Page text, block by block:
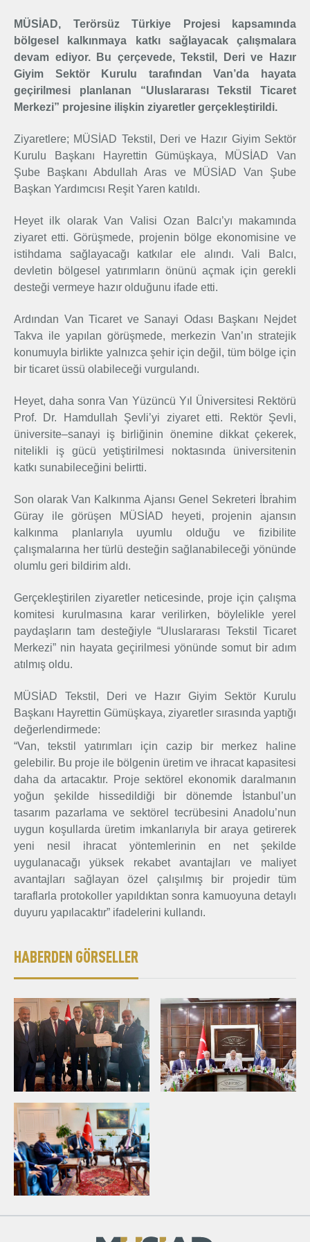
Üyelik
E-İşlemler
İletişim Hakkımızda Galeri
MÜSİAD, Terörsüz Türkiye Projesi kapsamında
bölgesel kalkınmaya katkı sağlayacak çalışmalara
devam ediyor. Bu çerçevede, Tekstil, Deri ve Hazır
Giyim Sektör Kurulu tarafından Van’da hayata
geçirilmesi planlanan “Uluslararası Tekstil Ticaret
Merkezi” projesine ilişkin ziyaretler gerçekleştirildi.
Ziyaretlere; MÜSİAD Tekstil, Deri ve Hazır Giyim Sektör
Kurulu Başkanı Hayrettin Gümüşkaya, MÜSİAD Van
Şube Başkanı Abdullah Aras ve MÜSİAD Van Şube
Başkan Yardımcısı Reşit Yaren katıldı.
Heyet ilk olarak Van Valisi Ozan Balcı’yı makamında
ziyaret etti. Görüşmede, projenin bölge ekonomisine ve
istihdama sağlayacağı katkılar ele alındı. Vali Balcı,
devletin bölgesel yatırımların önünü açmak için gerekli
desteği vermeye hazır olduğunu ifade etti.
Ardından Van Ticaret ve Sanayi Odası Başkanı Nejdet
Takva ile yapılan görüşmede, merkezin Van’ın stratejik
konumuyla birlikte yalnızca şehir için değil, tüm bölge için
bir ticaret üssü olabileceği vurgulandı.
Heyet, daha sonra Van Yüzüncü Yıl Üniversitesi Rektörü
Prof. Dr. Hamdullah Şevli’yi ziyaret etti. Rektör Şevli,
üniversite–sanayi iş birliğinin önemine dikkat çekerek,
nitelikli iş gücü yetiştirilmesi noktasında üniversitenin
katkı sunabileceğini belirtti.
Son olarak Van Kalkınma Ajansı Genel Sekreteri İbrahim
Güray ile görüşen MÜSİAD heyeti, projenin ajansın
kalkınma planlarıyla uyumlu olduğu ve fizibilite
çalışmalarına her türlü desteğin sağlanabileceği yönünde
olumlu geri bildirim aldı.
Gerçekleştirilen ziyaretler neticesinde, proje için çalışma
komitesi kurulmasına karar verilirken, böylelikle yerel
paydaşların tam desteğiyle “Uluslararası Tekstil Ticaret
Merkezi” nin hayata geçirilmesi yönünde somut bir adım
atılmış oldu.
MÜSİAD Tekstil, Deri ve Hazır Giyim Sektör Kurulu
Başkanı Hayrettin Gümüşkaya, ziyaretler sırasında yaptığı
değerlendirmede:
“Van, tekstil yatırımları için cazip bir merkez haline
gelebilir. Bu proje ile bölgenin üretim ve ihracat kapasitesi
daha da artacaktır. Proje sektörel ekonomik daralmanın
yoğun şekilde hissedildiği bir dönemde İstanbul’un
tasarım pazarlama ve sektörel tecrübesini Anadolu’nun
uygun koşullarda üretim imkanlarıyla bir araya getirerek
yeni nesil ihracat yöntemlerinin en net şekilde
uygulanacağı yüksek rekabet avantajları ve maliyet
avantajları sağlayan özel çalışılmış bir projedir tüm
taraflarla protokoller yapıldıktan sonra kamuoyuna detaylı
duyuru yapılacaktır” ifadelerini kullandı.
HABERDEN GÖRSELLER